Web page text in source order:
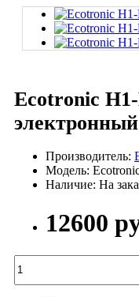
Ecotronic
электронный
Производитель:
Модель:
Наличие: На
12600